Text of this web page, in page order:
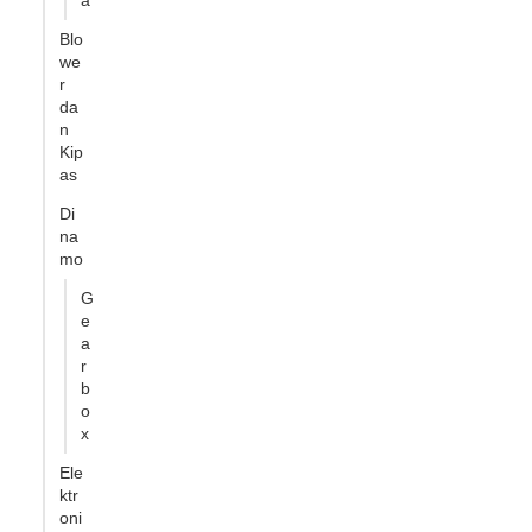
Blo
we
r
da
n
Kip
as
Di
na
mo
G
e
a
r
b
o
x
Ele
ktr
oni